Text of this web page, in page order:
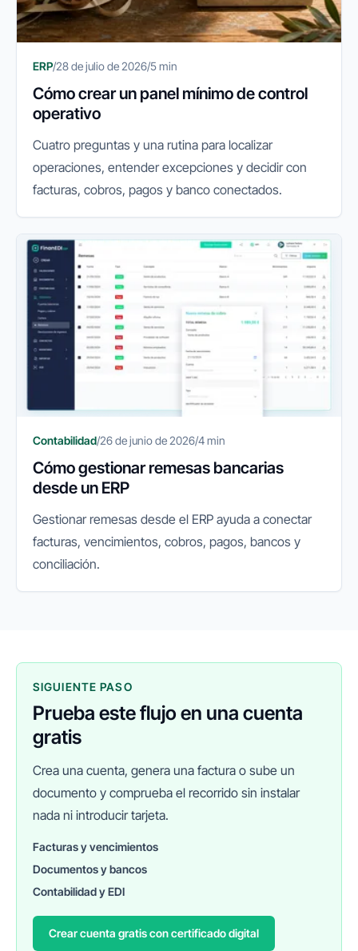
ERP/28 de julio de 2026/5 min
Cómo crear un panel mínimo de control
operativo
Cuatro preguntas y una rutina para localizar
operaciones, entender excepciones y decidir con
facturas, cobros, pagos y banco conectados.
Contabilidad/26 de junio de 2026/4 min
Cómo gestionar remesas bancarias
desde un ERP
Gestionar remesas desde el ERP ayuda a conectar
facturas, vencimientos, cobros, pagos, bancos y
conciliación.
SIGUIENTE PASO
Prueba este flujo en una cuenta
gratis
Crea una cuenta, genera una factura o sube un
documento y comprueba el recorrido sin instalar
nada ni introducir tarjeta.
Facturas y vencimientos
Documentos y bancos
Contabilidad y EDI
Crear cuenta gratis con certificado digital
FINANEDI
Hablemos ahora
Pedir información sobre FinanEDI